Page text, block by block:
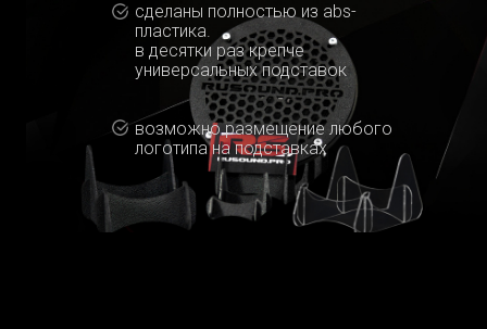
сделаны полностью из abs-
пластика.
в десятки раз крепче
универсальных подставок
возможно размещение любого
логотипа на подставках